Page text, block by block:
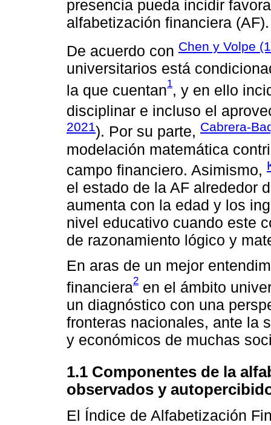
presencia pueda incidir
alfabetización financiera (AF).
De acuerdo con Chen y Volpe
universitarios está
la que cuentan1, y en ello
disciplinar e incluso el
2021). Por su parte, Cabrera-
modelación matemática
campo financiero. Asimismo,
el estado de la AF alrededor
aumenta con la edad y los
nivel educativo cuando este
de razonamiento lógico y
En aras de un mejor
financiera2 en el ámbito
un diagnóstico con una
fronteras nacionales, ante la
y económicos de muchas
1.1 Componentes de la
observados y
El Índice de Alfabetización